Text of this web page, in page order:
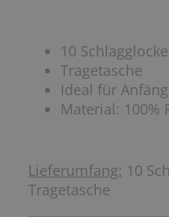
10
Tragetasche
Ideal für
Material: 100%
Lieferumfang: 10
Tragetasche